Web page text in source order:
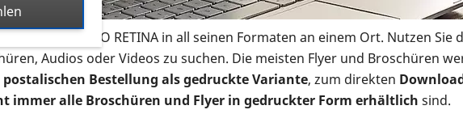
der PRO RETINA in all seinen Formaten an einem Ort. Nutzen Sie
Audios oder Videos zu suchen. Die meisten Flyer und Broschüren
postalischen Bestellung als gedruckte Variante, zum direkten
immer alle Broschüren und Flyer in gedruckter Form erhältlich sind.